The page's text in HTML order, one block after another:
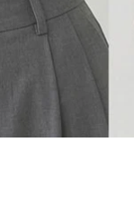
涼インナ
選べる型・着
諦めていた谷
透け感
軽くて涼しい